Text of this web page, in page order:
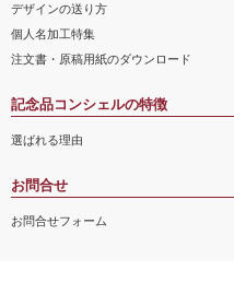
デザインの送り方
個人名加工特集
注文書・原稿用紙のダウンロード
記念品コンシェルの特徴
選ばれる理由
お問合せ
お問合せフォーム